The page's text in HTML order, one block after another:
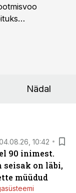
Nädal
10:42
90 inimest.
seisak on läbi,
müüdud